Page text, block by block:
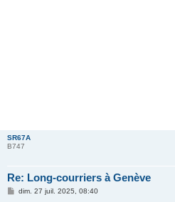
SR67A
B747
Re: Long-courriers à Genève
Mdim. 27 juil. 2025, 08:40